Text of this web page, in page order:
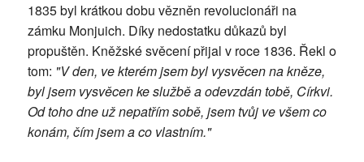
1835 byl krátkou dobu vězněn revolucionáři na
zámku Monjuich. Díky nedostatku důkazů byl
propuštěn. Kněžské svěcení přijal v roce 1836. Řekl o
tom: "V den, ve kterém jsem byl vysvěcen na kněze,
byl jsem vysvěcen ke službě a odevzdán tobě, Církvi.
Od toho dne už nepatřím sobě, jsem tvůj ve všem co
konám, čím jsem a co vlastním."